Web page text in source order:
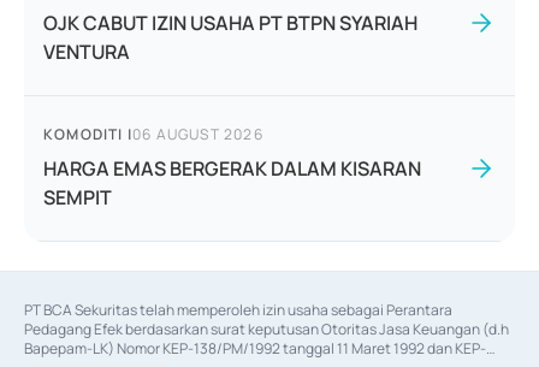
OJK CABUT IZIN USAHA PT BTPN SYARIAH
VENTURA
KOMODITI |06 AUGUST 2026
HARGA EMAS BERGERAK DALAM KISARAN
SEMPIT
PT BCA Sekuritas telah memperoleh izin usaha sebagai Perantara
Pedagang Efek berdasarkan surat keputusan Otoritas Jasa Keuangan (d.h
Bapepam-LK) Nomor KEP-138/PM/1992 tanggal 11 Maret 1992 dan KEP-